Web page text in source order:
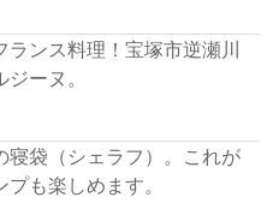
ンス料理！宝塚市逆瀬川
ーヌ。
寝袋（シェラフ）。これが
も楽しめます。